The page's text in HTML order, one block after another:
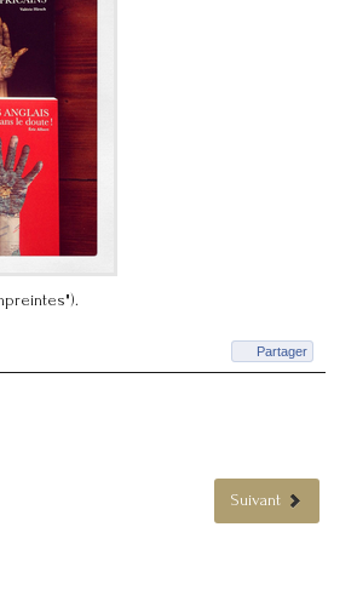
Partager
Suivant